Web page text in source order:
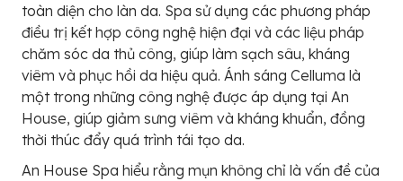
toàn diện cho làn da. Spa sử dụng các phương pháp
điều trị kết hợp công nghệ hiện đại và các liệu pháp
chăm sóc da thủ công, giúp làm sạch sâu, kháng
viêm và phục hồi da hiệu quả. Ánh sáng Celluma là
một trong những công nghệ được áp dụng tại An
House, giúp giảm sưng viêm và kháng khuẩn, đồng
thời thúc đẩy quá trình tái tạo da.
An House Spa hiểu rằng mụn không chỉ là vấn đề của